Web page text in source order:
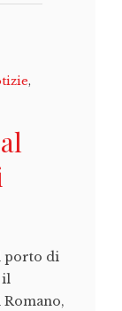
,
porto di
il